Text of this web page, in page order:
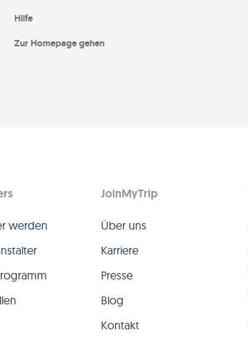
Hilfe
Zur Homepage gehen
werden
JoinMyTrip
Über uns
Karriere
Presse
Blog
Kontakt